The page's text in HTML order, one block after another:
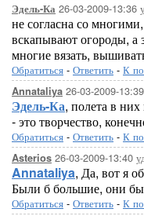
Эдель-Ка 26-03-2009-13:36
не согласна со
вскапывают огороды, а
многие вязать,
Обратиться - Ответить - К
Annataliya 26-03-2009-13:39
Эдель-Ка, полета в
- это творчество,
Обратиться - Ответить - К
Asterios 26-03-2009-13:40
Annataliya, Да, вот я
Были б большие, они
Обратиться - Ответить - К